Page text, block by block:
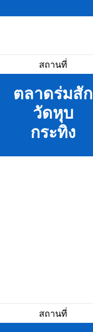
สถานที่
ตลาดร่มสัก
วัดหุบ
กระทิง
สถานที่